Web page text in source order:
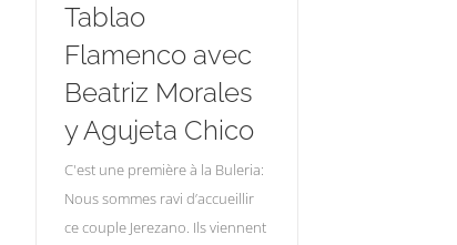
Tablao
Flamenco avec
Beatriz Morales
y Agujeta Chico
C'est une première à la Buleria:
Nous sommes ravi d’accueillir
ce couple Jerezano. Ils viennent